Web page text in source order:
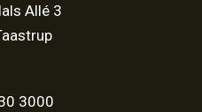
Allé 3
3000